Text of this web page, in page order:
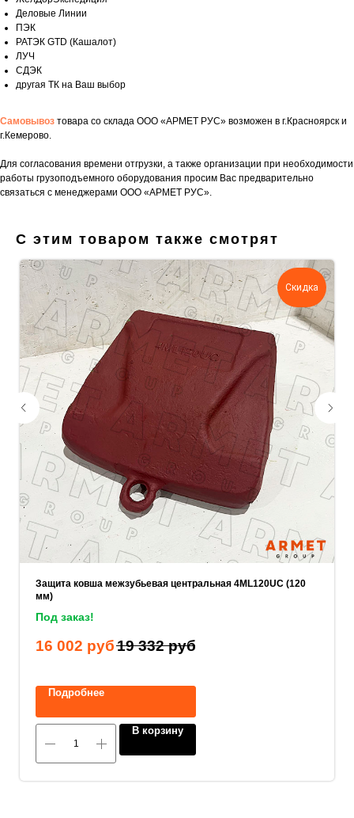
Деловые Линии
ПЭК
РАТЭК GTD (Кашалот)
ЛУЧ
СДЭК
другая ТК на Ваш выбор
Самовывоз товара со склада ООО «АРМЕТ РУС» возможен в г.Красноярск и
г.Кемерово.
Для согласования времени отгрузки, а также организации при необходимости
работы грузоподъемного оборудования просим Вас предварительно
связаться с менеджерами ООО «АРМЕТ РУС».
С этим товаром также смотрят
Скидка
Защита ковша межзубьевая центральная 4ML120UC (120
мм)
Под заказ!
16 002 руб19 332 руб
Подробнее
В корзину
время.
Если у вас есть документация, которая
поможем нам лучше понять вашу
задачу — прикрепите её в поле ниже.
Ваш телефон
Ваше имя
Прикрепите документацию (при наличии)
Add files